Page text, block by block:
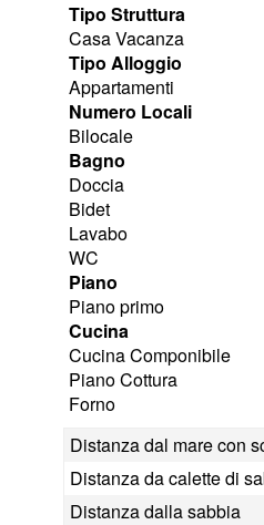
Tipo Struttura
Casa Vacanza
Tipo Alloggio
Appartamenti
Numero Locali
Bilocale
Bagno
Doccia
Bidet
Lavabo
WC
Piano
Piano primo
Cucina
Cucina Componibile
Piano Cottura
Forno
Distanza dal mare con
Distanza da calette di
Distanza dalla sabbia